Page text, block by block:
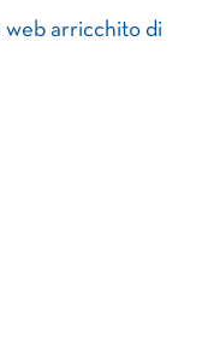
web arricchito di